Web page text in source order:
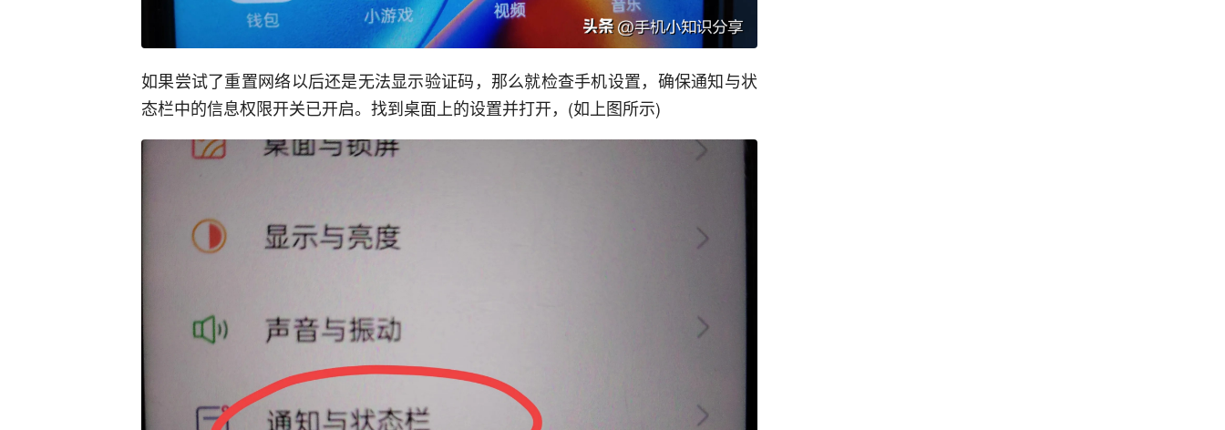
如果尝试了重置网络以后还是无法显示验证码，那么就检查手机设置，确保通知与状
态栏中的信息权限开关已开启。找到桌面上的设置并打开，(如上图所示)